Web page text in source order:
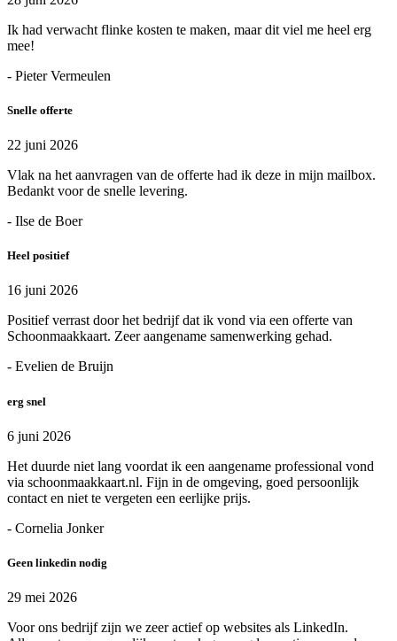
Ik had verwacht flinke kosten te maken, maar dit viel me heel erg
mee!
- Pieter Vermeulen
Snelle offerte
22 juni 2026
Vlak na het aanvragen van de offerte had ik deze in mijn mailbox.
Bedankt voor de snelle levering.
- Ilse de Boer
Heel positief
16 juni 2026
Positief verrast door het bedrijf dat ik vond via een offerte van
Schoonmaakkaart. Zeer aangename samenwerking gehad.
- Evelien de Bruijn
erg snel
6 juni 2026
Het duurde niet lang voordat ik een aangename professional vond
via schoonmaakkaart.nl. Fijn in de omgeving, goed persoonlijk
contact en niet te vergeten een eerlijke prijs.
- Cornelia Jonker
Geen linkedin nodig
29 mei 2026
Voor ons bedrijf zijn we zeer actief op websites als LinkedIn.